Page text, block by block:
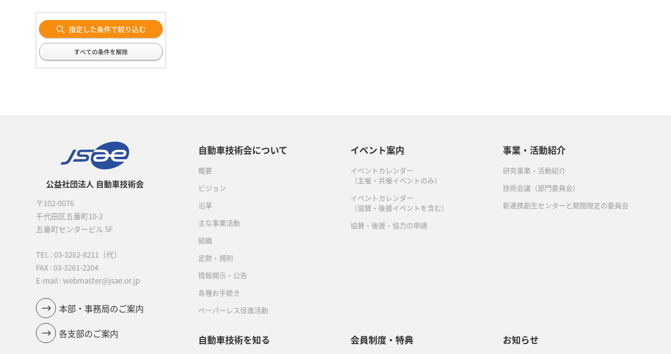
指定した条件で絞り込む
すべての条件を解除
公益社団法人 自動車技術会
〒102-0076
千代田区五番町10-2
五番町センタービル 5F
TEL : 03-3262-8211
（代）
FAX : 03-3261-2204
E-mail : webmaster@jsae.or.jp
本部・事務局のご案内
各支部のご案内
自動車技術会について
概要
ビジョン
沿革
主な事業活動
組織
定款・規則
情報開示・公告
各種お手続き
ペーパーレス促進活動
イベント案内
イベントカレンダー
（主催・共催イベントのみ）
イベントカレンダー
（協賛・後援イベントを含む）
協賛・後援・協力の申請
事業・活動紹介
研究事業・活動紹介
技術会議（部門委員会）
新連携創生センターと期間限定の委員会
自動車技術を知る 会員制度・特典 お知らせ